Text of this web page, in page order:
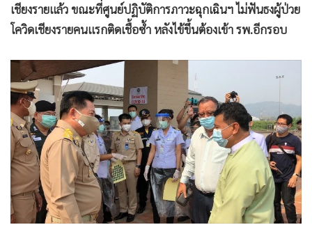
• Special Scoop
• เศรษฐกิจ-ธุรกิจ
ชุมชน-คุณภาพชีวิต
• อาชญากรรม
• Motoring
• เกม
• วิทยาศาสตร์
• SMEs
•
หุ้น
• อินโดจีน
เชียงรายแล้ว ขณะที่ศูนย์ปฏิบัติการภาวะฉุกเฉินฯ ไม่ฟันธงผู้ป่วย
โควิดเชียงรายคนแรกติดเชื้อซ้ำ หลังไข้ขึ้นต้องเข้า รพ.อีกรอบ